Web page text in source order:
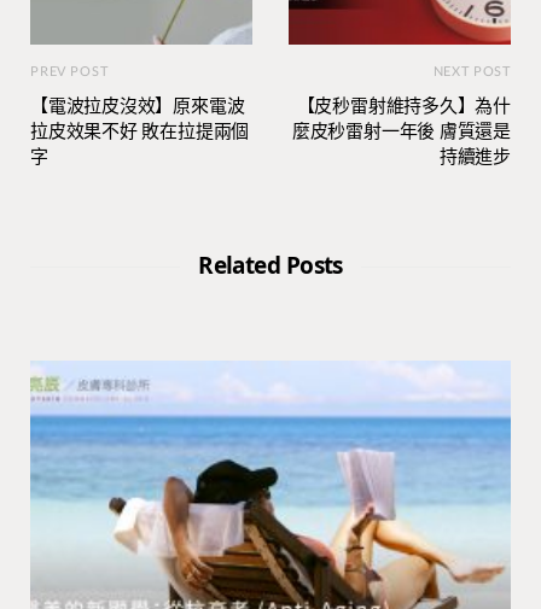
PREV POST
【電波拉皮沒效】原來電波
拉皮效果不好 敗在拉提兩個
字
NEXT POST
【皮秒雷射維持多久】為什
麼皮秒雷射一年後 膚質還是
持續進步
Related Posts